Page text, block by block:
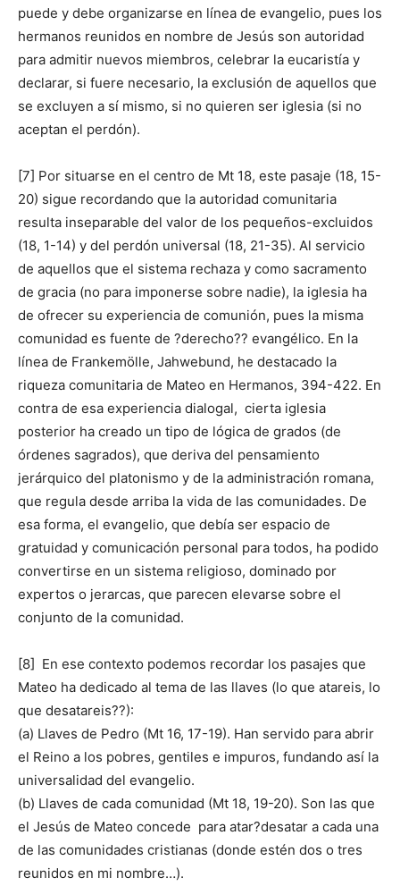
puede y debe organizarse en línea de evangelio, pues los
hermanos reunidos en nombre de Jesús son autoridad
para admitir nuevos miembros, celebrar la eucaristía y
declarar, si fuere necesario, la exclusión de aquellos que
se excluyen a sí mismo, si no quieren ser iglesia (si no
aceptan el perdón).
[7] Por situarse en el centro de Mt 18, este pasaje (18, 15-
20) sigue recordando que la autoridad comunitaria
resulta inseparable del valor de los pequeños-excluidos
(18, 1-14) y del perdón universal (18, 21-35). Al servicio
de aquellos que el sistema rechaza y como sacramento
de gracia (no para imponerse sobre nadie), la iglesia ha
de ofrecer su experiencia de comunión, pues la misma
comunidad es fuente de ?derecho?? evangélico. En la
línea de Frankemölle, Jahwebund, he destacado la
riqueza comunitaria de Mateo en Hermanos, 394-422. En
contra de esa experiencia dialogal, cierta iglesia
posterior ha creado un tipo de lógica de grados (de
órdenes sagrados), que deriva del pensamiento
jerárquico del platonismo y de la administración romana,
que regula desde arriba la vida de las comunidades. De
esa forma, el evangelio, que debía ser espacio de
gratuidad y comunicación personal para todos, ha podido
convertirse en un sistema religioso, dominado por
expertos o jerarcas, que parecen elevarse sobre el
conjunto de la comunidad.
[8] En ese contexto podemos recordar los pasajes que
Mateo ha dedicado al tema de las llaves (lo que atareis, lo
que desatareis??):
(a) Llaves de Pedro (Mt 16, 17-19). Han servido para abrir
el Reino a los pobres, gentiles e impuros, fundando así la
universalidad del evangelio.
(b) Llaves de cada comunidad (Mt 18, 19-20). Son las que
el Jesús de Mateo concede para atar?desatar a cada una
de las comunidades cristianas (donde estén dos o tres
reunidos en mi nombre…).